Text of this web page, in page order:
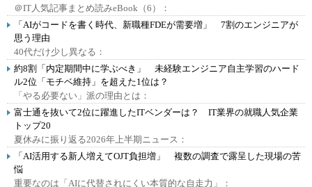
＠IT人気記事まとめ読みeBook（6）：
「AIがコードを書く時代、新職種FDEが需要増」 7割のエンジニアが
思う理由
40代だけ少し異なる：
約8割「内定期間中に学ぶべき」 未経験エンジニア自主学習のハード
ル2位「モチベ維持」を超えた1位は？
「やる必要ない」派の理由とは：
富士通を抜いて2位に躍進したITベンダーは？ IT業界の就職人気企業
トップ20
夏休みに振り返る2026年上半期ニュース：
「AI活用する新人増えてOJT負担増」 複数の調査で露呈した現場の苦
悩
重要なのは「AIに代替されにくい本質的な自走力」：